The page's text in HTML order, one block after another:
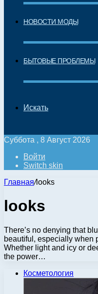
НОВОСТИ МОДЫ
БЫТОВЫЕ ПРОБЛЕМЫ
Искать
Суббота , 8 Август 2026
Войти
Switch skin
Главная/looks
looks
There’s no denying that
beautiful, especially when
Whether light and icy or
the power…
Косметология